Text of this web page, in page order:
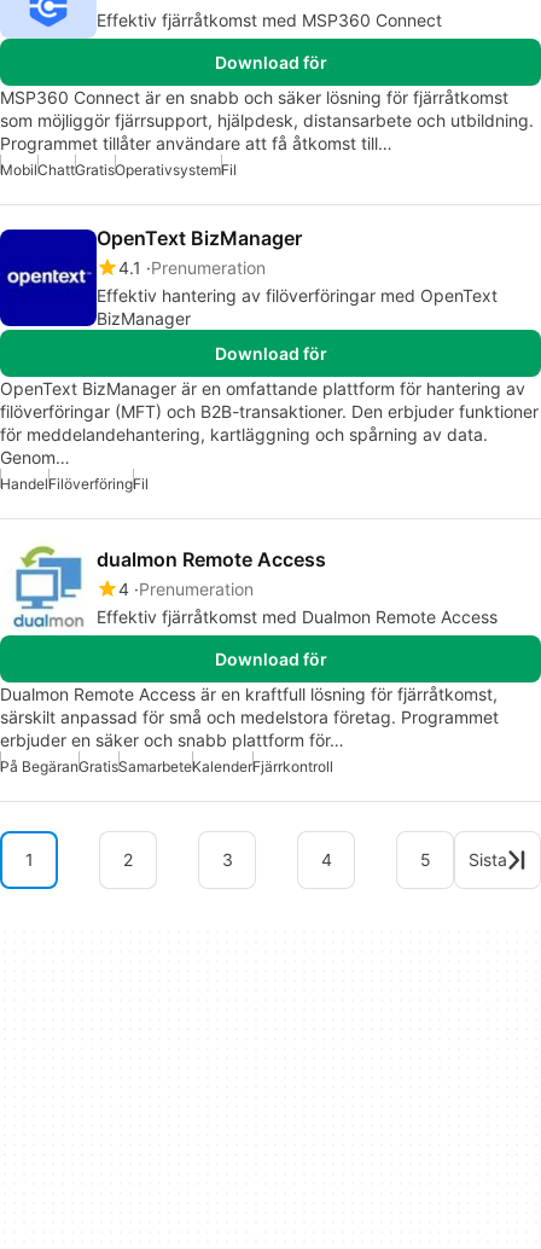
Effektiv fjärråtkomst med MSP360 Connect
Download för
MSP360 Connect är en snabb och säker lösning för fjärråtkomst
som möjliggör fjärrsupport, hjälpdesk, distansarbete och utbildning.
Programmet tillåter användare att få åtkomst till…
MobilChattGratisOperativsystemFil
OpenText BizManager
4.1
Prenumeration
Effektiv hantering av filöverföringar med OpenText
BizManager
Download för
OpenText BizManager är en omfattande plattform för hantering av
filöverföringar (MFT) och B2B-transaktioner. Den erbjuder funktioner
för meddelandehantering, kartläggning och spårning av data.
Genom…
HandelFilöverföringFil
dualmon Remote Access
4 Prenumeration
Effektiv fjärråtkomst med Dualmon Remote Access
Download för
Dualmon Remote Access är en kraftfull lösning för fjärråtkomst,
särskilt anpassad för små och medelstora företag. Programmet
erbjuder en säker och snabb plattform för…
På BegäranGratisSamarbeteKalenderFjärrkontroll
1 2 3 4 5 Sista